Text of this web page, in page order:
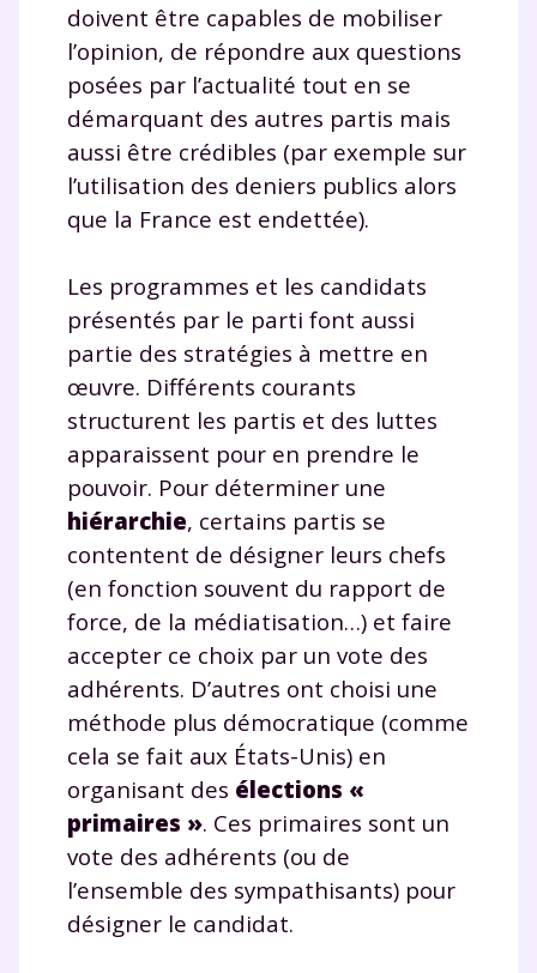
doivent être capables de mobiliser
l’opinion, de répondre aux questions
posées par l’actualité tout en se
démarquant des autres partis mais
aussi être crédibles (par exemple sur
l’utilisation des deniers publics alors
que la France est endettée).
Les programmes et les candidats
présentés par le parti font aussi
partie des stratégies à mettre en
œuvre. Différents courants
structurent les partis et des luttes
apparaissent pour en prendre le
pouvoir. Pour déterminer une
hiérarchie, certains partis se
contentent de désigner leurs chefs
(en fonction souvent du rapport de
force, de la médiatisation…) et faire
accepter ce choix par un vote des
adhérents. D’autres ont choisi une
méthode plus démocratique (comme
cela se fait aux États-Unis) en
organisant des élections «
primaires ». Ces primaires sont un
vote des adhérents (ou de
l’ensemble des sympathisants) pour
désigner le candidat.